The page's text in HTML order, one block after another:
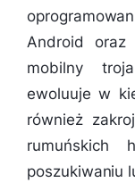
Android
mobilny
ewoluuje w
również
rumuńskich
poszukiwaniu